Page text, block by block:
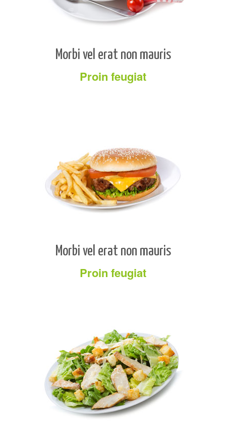
Morbi vel erat non mauris
Proin feugiat
Morbi vel erat non mauris
Proin feugiat